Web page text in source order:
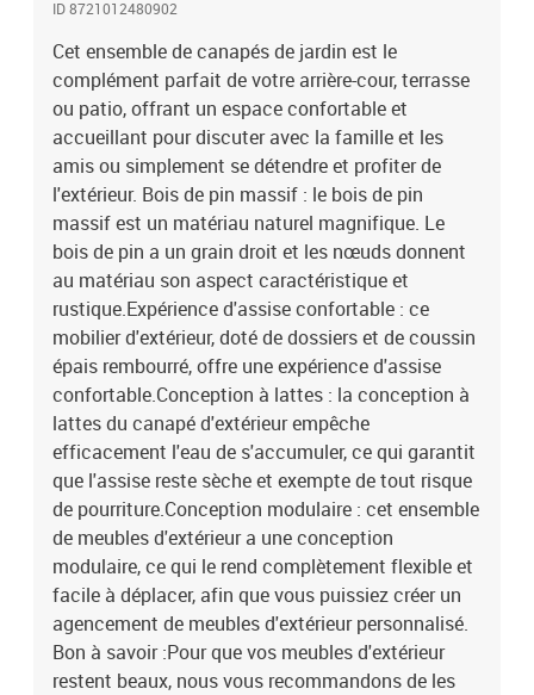
déplacer, afin que vous puissiez créer un agencement de meubles
d'extérieur personnalisé. Bon à savoir :Pour que vos meubles
d'extérieur restent beaux, nous vous recommandons de les
protéger avec une housse imperméable.Capacité de charge
maximale (par siège) : 110 kgAssemblage requis : ouiCanapé sans
accoudoirs :Matériau : bois de pin massif (non traité)Dimensions :
63,5 x 73 x 78 cm (l x P x H)Dimensions du siège : 63,5 x 63,5 cm (l
x P)Hauteur du dossier : 40 cmHauteur du siège à partir du sol : 38
cmCanapé d'angle :Matériau : bois de pin massif (non
traité)Dimensions : 73 x 73 x 78 cm (l x P x H)Hauteur du siège à
partir du sol : 38 cmDimensions du siège : 63,5 x 63,5 cm (l x
P)Repose-pied :Matériau : bois de pin massif (non
traité)Dimensions : 63,5 x 63,5 x 38 cm (l x P x H)Dimensions du
siège : 63,5 x 63,5 cm (l x P)Coussin :Couleur : anthraciteMatériau
de la couverture : tissu (100 % polyester)Matériau de remplissage :
100 % polyesterDimensions du coussin de siège : 60 x 60 x 12 cm
(L x l x é)Dimensions du coussin de dossier : 60 x 32 x 12 cm (L x l x
é)La livraison contient :2 x canapé d'angle2 x canapé sans
accoudoirs1 x repose-pied6 x coussin de dossier5 x coussin de
ID 8721012480902
Cet ensemble de canapés de jardin est le
complément parfait de votre arrière-cour, terrasse
ou patio, offrant un espace confortable et
accueillant pour discuter avec la famille et les
amis ou simplement se détendre et profiter de
l'extérieur. Bois de pin massif : le bois de pin
massif est un matériau naturel magnifique. Le
bois de pin a un grain droit et les nœuds donnent
au matériau son aspect caractéristique et
rustique.Expérience d'assise confortable : ce
mobilier d'extérieur, doté de dossiers et de coussin
épais rembourré, offre une expérience d'assise
confortable.Conception à lattes : la conception à
lattes du canapé d'extérieur empêche
efficacement l'eau de s'accumuler, ce qui garantit
que l'assise reste sèche et exempte de tout risque
de pourriture.Conception modulaire : cet ensemble
de meubles d'extérieur a une conception
modulaire, ce qui le rend complètement flexible et
facile à déplacer, afin que vous puissiez créer un
agencement de meubles d'extérieur personnalisé.
Bon à savoir :Pour que vos meubles d'extérieur
restent beaux, nous vous recommandons de les